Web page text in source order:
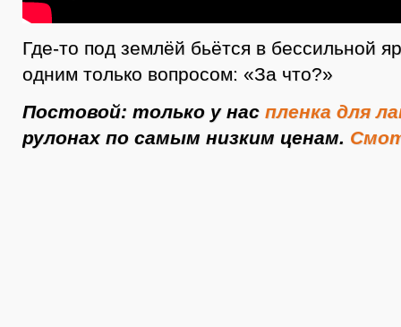
Где-то под землёй бьётся в бессильной
одним только вопросом: «За что?»
Постовой: только у нас пленка для
рулонах по самым низким ценам.